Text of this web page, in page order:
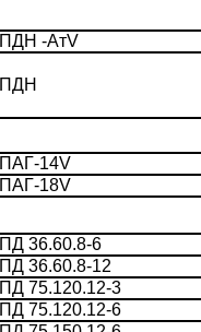
ПДН -АтV
ПДН
ПАГ-14V
ПАГ-18V
ПД 36.60.8-6
ПД 36.60.8-12
ПД 75.120.12-3
ПД 75.120.12-6